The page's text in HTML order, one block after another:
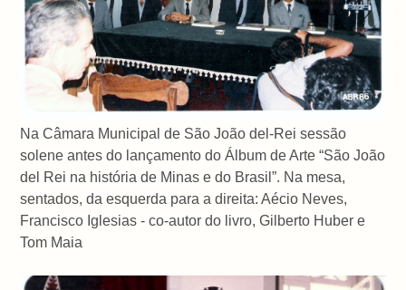
Na Câmara Municipal de São João del-Reisessão
solene antes do lançamento do Álbum de Arte “São João
del Rei na história de Minas e do Brasil”. Na mesa,
sentados, da esquerda para a direita: Aécio Neves,
Francisco Iglesias - co-autor do livro, Gilberto Huber e
Tom Maia